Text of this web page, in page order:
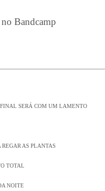
Bandcamp
SERÁ COM UM LAMENTO
AS PLANTAS
TOTAL
NOITE